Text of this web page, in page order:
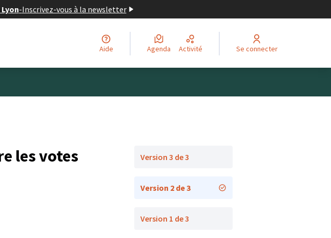
-Inscrivez-vous à la newsletter
Aide Agenda Activité Se connecter
les votes
Version 3 de 3
Version 2 de 3
Version 1 de 3